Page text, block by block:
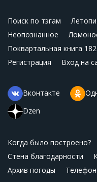
Поиск по тэгам
Неопознанное
Поквартальная книга
Регистрация
Вход на
Вконтакте
Dzen
Когда было построено?
Стена благодарности
Архив погоды